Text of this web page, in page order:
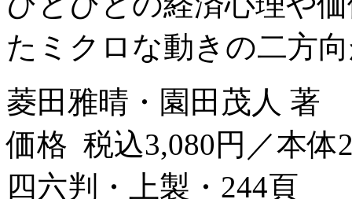
たミクロな動きの二方
菱田雅晴・園田茂人 著
価格 税込3,080円／本体
四六判・上製・244頁